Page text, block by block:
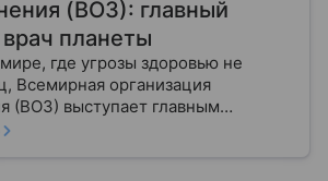
(ВОЗ): главный
планеты
где угрозы здоровью не
Всемирная организация
(ВОЗ) выступает главным
здравоохранения. Эта